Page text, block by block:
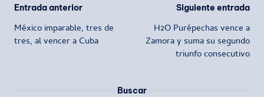
Navegación
de
Entrada anterior
México imparable, tres de
tres, al vencer a Cuba
Siguiente entrada
H2O Purépechas vence a
Zamora y suma su segundo
triunfo consecutivo
Buscar